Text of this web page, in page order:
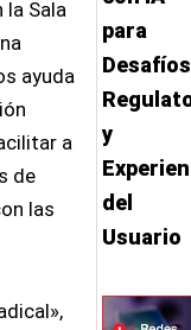
la Sala
ayuda
a
de
las
para
Desafíos
y
del
Usuario